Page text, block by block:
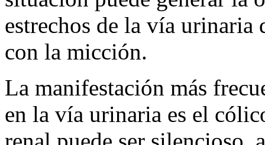
estrechos de la vía urinaria
con la micción.
La manifestación más
en la vía urinaria es el